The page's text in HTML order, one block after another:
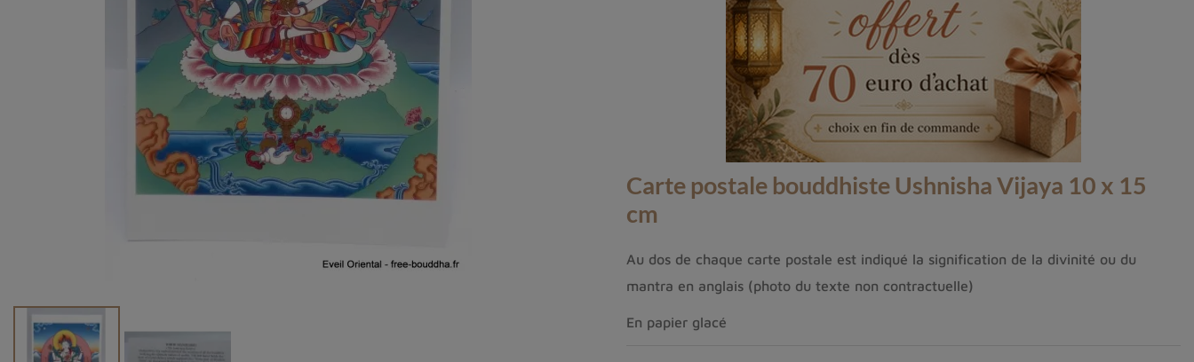
Carte postale bouddhiste Ushnisha Vijaya 10 x 15
cm
Au dos de chaque carte postale est indiqué la signification de la divinité ou du
mantra en anglais (photo du texte non contractuelle)
En papier glacé